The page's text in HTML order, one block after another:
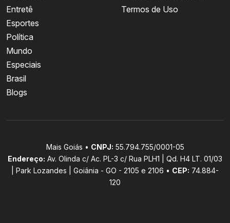
Entretê
Esportes
Política
Mundo
Especiais
Brasil
Blogs
Termos de Uso
Mais Goiás • CNPJ: 55.794.755/0001-05
Endereço: Av. Olinda c/ Ac. PL-3 c/ Rua PLH1 | Qd. H4 LT. 01/03
| Park Lozandes | Goiânia - GO - 2105 e 2106 • CEP: 74.884-
120